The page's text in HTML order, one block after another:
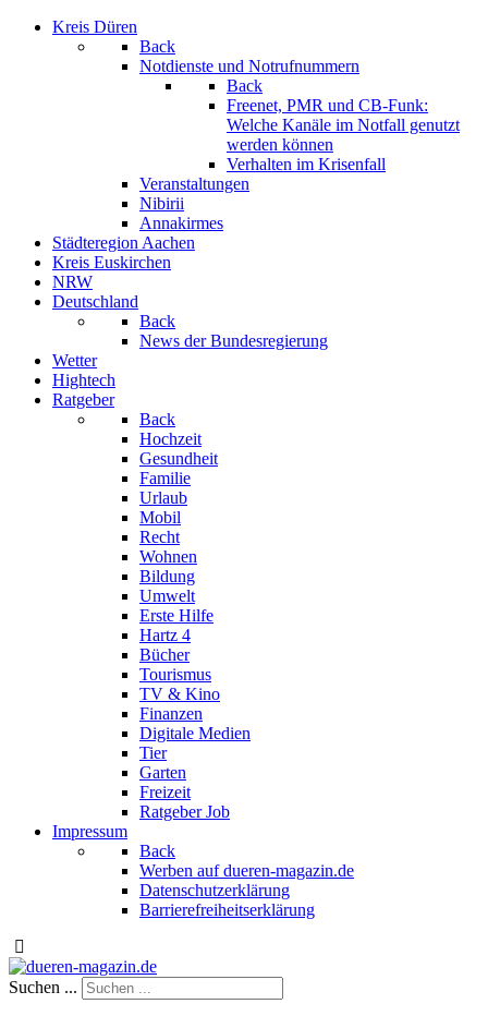
Kreis Düren
Back
Notdienste und Notrufnummern
Back
Freenet, PMR und CB-Funk:
Welche Kanäle im Notfall genutzt
werden können
Verhalten im Krisenfall
Veranstaltungen
Nibirii
Annakirmes
Städteregion Aachen
Kreis Euskirchen
NRW
Deutschland
Back
News der Bundesregierung
Wetter
Hightech
Ratgeber
Back
Hochzeit
Gesundheit
Familie
Urlaub
Mobil
Recht
Wohnen
Bildung
Umwelt
Erste Hilfe
Hartz 4
Bücher
Tourismus
TV & Kino
Finanzen
Digitale Medien
Tier
Garten
Freizeit
Ratgeber Job
Impressum
Back
Werben auf dueren-magazin.de
Datenschutzerklärung
Barrierefreiheitserklärung
Suchen ...